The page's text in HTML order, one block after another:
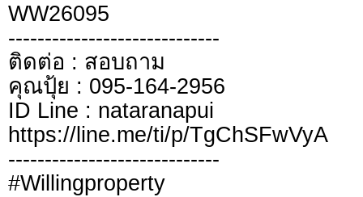
WW26095
-----------------------------
ติดต่อ : สอบถาม
คุณปุ้ย : 095-164-2956
ID Line : nataranapui
https://line.me/ti/p/TgChSFwVyA
-----------------------------
#Willingproperty